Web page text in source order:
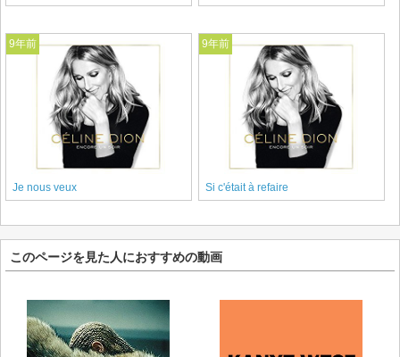
9年前
Je nous veux
9年前
Si c'était à refaire
このページを見た人におすすめの動画